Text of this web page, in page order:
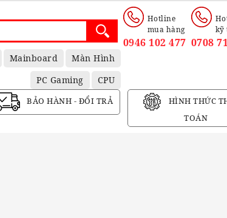
Mainboard
Màn Hình
PC Gaming
CPU
Hotline
mua hàng
0946 102 477
kỹ
0708
BẢO HÀNH - ĐỔI TRẢ
HÌNH THỨC
TOÁN